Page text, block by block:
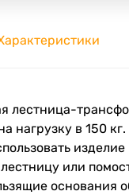
лестница-
нагрузку в 150
или
основания